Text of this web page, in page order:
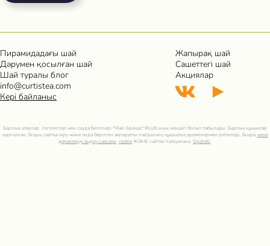
Пирамидадағы шай
Жапырақ шай
Дәрумен қосылған шай
Сашеттегі шай
Шай туралы блог
Акциялар
Кері байланыс
info@curtistea.com
Барлық атаулар, логотиптер мен сауда белгілері "Май-Брендс"ЖШҚ-ның меншігі болып табылады. Барлық құқықтар
қорғалған. Біздің сайтқа кіру және онда берілген ақпаратты пайдалану құқықтық ережелермен реттеледі. Біздіңжеке
деректерді өңдеу саясаты, cookieЖӘНЕ сайтты пайдалану. Sputniki.